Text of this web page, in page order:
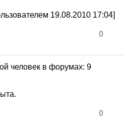
19.08.2010 17:04]
0
0